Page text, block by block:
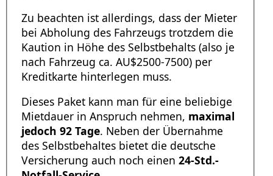
Zu beachten ist allerdings, dass der Mieter
bei Abholung des Fahrzeugs trotzdem die
Kaution in Höhe des Selbstbehalts (also je
nach Fahrzeug ca. AU$2500-7500) per
Kreditkarte hinterlegen muss.
Dieses Paket kann man für eine beliebige
Mietdauer in Anspruch nehmen, maximal
jedoch 92 Tage. Neben der Übernahme
des Selbstbehaltes bietet die deutsche
Versicherung auch noch einen24-Std.-